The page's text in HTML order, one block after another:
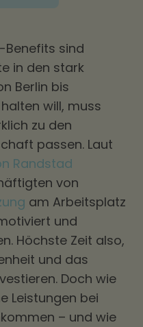
Benefits sind
in den stark
Berlin bis
will, muss
zu den
passen. Laut
Randstad
von
am Arbeitsplatz
und
Höchste Zeit also,
und das
Doch wie
Leistungen bei
– und wie